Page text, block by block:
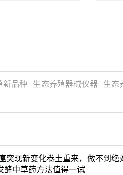
新品种 生态养殖器械仪器 生态
突现新变化卷土重来，做不到
酵中草药方法值得一试